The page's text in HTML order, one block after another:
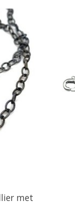
met